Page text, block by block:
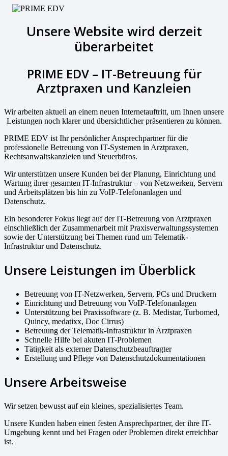
Unsere Website wird derzeit
überarbeitet
PRIME EDV – IT-Betreuung für
Arztpraxen und Kanzleien
Wir arbeiten aktuell an einem neuen Internetauftritt, um Ihnen unsere
Leistungen noch klarer und übersichtlicher präsentieren zu können.
PRIME EDV ist Ihr persönlicher Ansprechpartner für die
professionelle Betreuung von IT-Systemen in Arztpraxen,
Rechtsanwaltskanzleien und Steuerbüros.
Wir unterstützen unsere Kunden bei der Planung, Einrichtung und
Wartung ihrer gesamten IT-Infrastruktur – von Netzwerken, Servern
und Arbeitsplätzen bis hin zu VoIP-Telefonanlagen und
Datenschutz.
Ein besonderer Fokus liegt auf der IT-Betreuung von Arztpraxen
einschließlich der Zusammenarbeit mit Praxisverwaltungssystemen
sowie der Unterstützung bei Themen rund um Telematik-
Infrastruktur und Datenschutz.
Unsere Leistungen im Überblick
Betreuung von IT-Netzwerken, Servern, PCs und Druckern
Einrichtung und Betreuung von VoIP-Telefonanlagen
Unterstützung bei Praxissoftware (z. B. Medistar, Turbomed,
Quincy, medatixx, Doc Cirrus)
Betreuung der Telematik-Infrastruktur in Arztpraxen
Schnelle Hilfe bei akuten IT-Problemen
Tätigkeit als externer Datenschutzbeauftragter
Erstellung und Pflege von Datenschutzdokumentationen
Unsere Arbeitsweise
Wir setzen bewusst auf ein kleines, spezialisiertes Team.
Unsere Kunden haben einen festen Ansprechpartner, der ihre IT-
Umgebung kennt und bei Fragen oder Problemen direkt erreichbar
ist.